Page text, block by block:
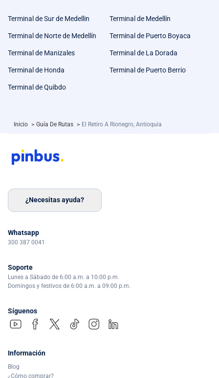
Terminal de Sur de Medellin Terminal de Medellín
Terminal de Norte de Medellín Terminal de Puerto Boyaca
Terminal de Manizales Terminal de La Dorada
Terminal de Honda Terminal de Puerto Berrio
Terminal de Quibdo
Inicio > Guía De Rutas > El Retiro A Rionegro, Antioquia
¿Necesitas ayuda?
Whatsapp
300 387 0041
Soporte
Lunes a Sábado de 6:00 a.m. a 10:00 p.m.
Domingos y festivos de 6:00 a.m. a 09:00 p.m.
Síguenos
Información
Blog
¿Cómo comprar?